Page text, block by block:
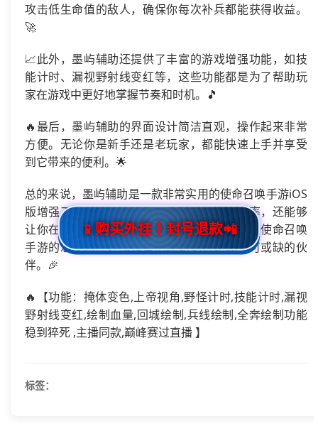
攻击低生命值的敌人，确保你每次补兵都能获得收益。
🚀
📈此外，墨屿辅助还提供了丰富的游戏增强功能，如技
能计时、漏视野射线变红等，这些功能都是为了帮助玩
家在游戏中更好地掌握节奏和时机。🎵
🔥最后，墨屿辅助的界面设计简洁直观，操作起来非常
方便。无论你是新手还是老玩家，都能快速上手并享受
到它带来的便利。🌟
总的来说，墨屿辅助是一款非常实用的使命召唤手游iOS
版增强工具。它不仅能够帮助你提高游戏效率，还能够
让你在游戏中体验到更多的乐趣。如果你也是使命召唤
手游的忠实粉丝，那么墨屿辅助绝对是你不可或缺的伙
伴。🎉
🔥【功能：掩体变色,上帝视角,野怪计时,技能计时,漏视
野射线变红,绘制血量,回城绘制,兵线绘制,全奔绘制功能
稳到猝死 ,主播同款,巅峰赛过直播 】
标签：
📱购买外挂┃封号退款📲